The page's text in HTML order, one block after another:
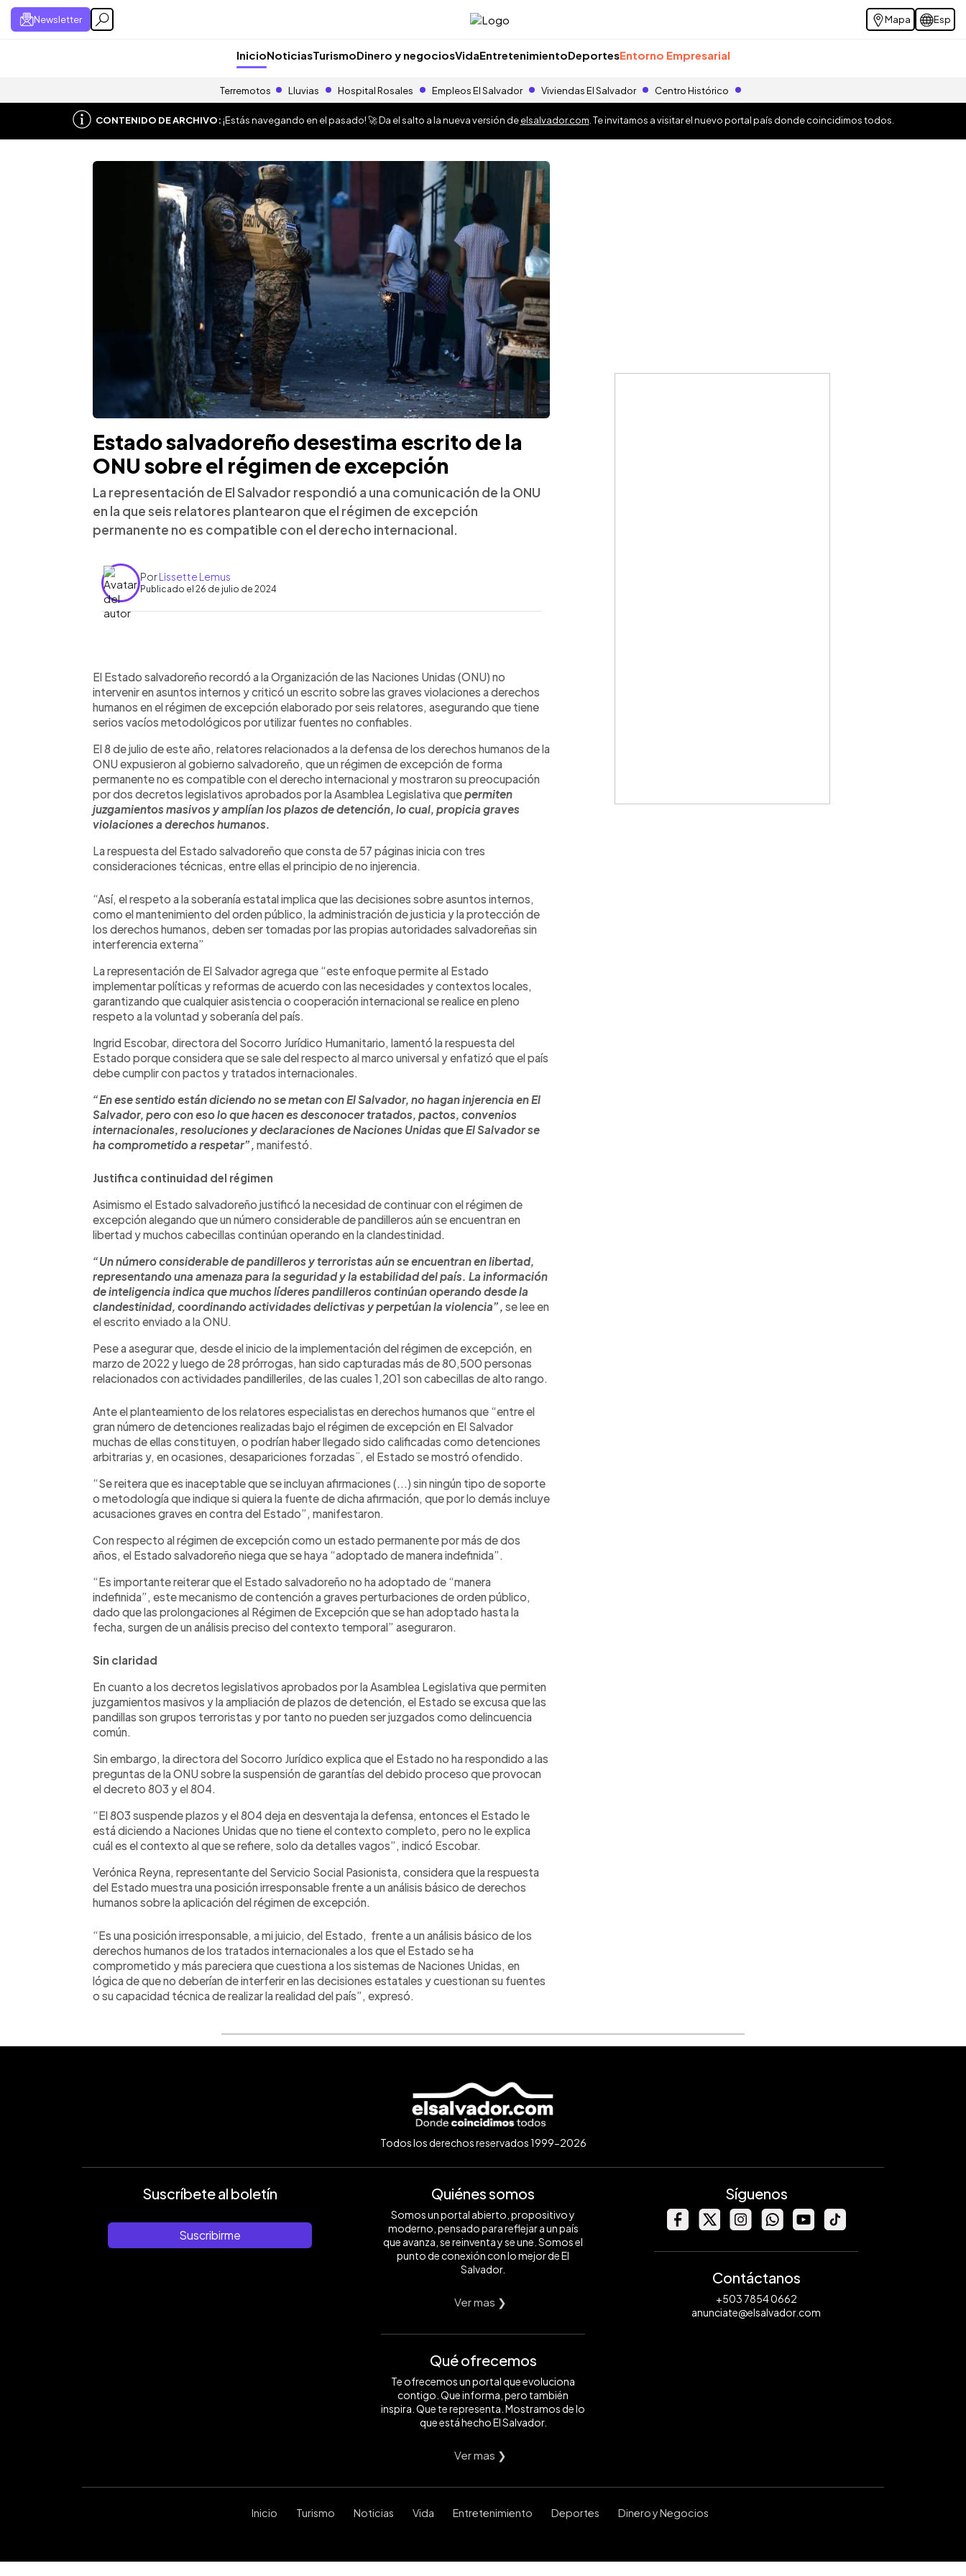
Newsletter Mapa Esp
InicioNoticiasTurismoDinero y negociosVidaEntretenimientoDeportesEntorno Empresarial
Terremotos Lluvias Hospital Rosales Empleos El Salvador Viviendas El Salvador Centro Histórico
CONTENIDO DE ARCHIVO:¡Estás navegando en el pasado! 🚀 Da el salto a la nueva versión deelsalvador.com . Te invitamos a visitar el nuevo portal país donde coincidimos todos.
Estado salvadoreño desestima escrito de la
ONU sobre el régimen de excepción
La representación de El Salvador respondió a una comunicación de la ONU
en la que seis relatores plantearon que el régimen de excepción
permanente no es compatible con el derecho internacional.
PorLissette Lemus
Publicado el 26 de julio de 2024
Escuchar artículo
El Estado salvadoreño recordó a la Organización de las Naciones Unidas (ONU) no
intervenir en asuntos internos y criticó un escrito sobre las graves violaciones a derechos
humanos en el régimen de excepción elaborado por seis relatores, asegurando que tiene
serios vacíos metodológicos por utilizar fuentes no confiables.
El 8 de julio de este año, relatores relacionados a la defensa de los derechos humanos de la
ONU expusieron al gobierno salvadoreño, que un régimen de excepción de forma
permanente no es compatible con el derecho internacional y mostraron su preocupación
por dos decretos legislativos aprobados por la Asamblea Legislativa quepermiten
juzgamientos masivos y amplían los plazos de detención, lo cual, propicia graves
violaciones a derechos humanos.
La respuesta del Estado salvadoreño que consta de 57 páginas inicia con tres
consideraciones técnicas, entre ellas el principio de no injerencia.
“Así, el respeto a la soberanía estatal implica que las decisiones sobre asuntos internos,
como el mantenimiento del orden público, la administración de justicia y la protección de
los derechos humanos, deben ser tomadas por las propias autoridades salvadoreñas sin
interferencia externa”
La representación de El Salvador agrega que “este enfoque permite al Estado
implementar políticas y reformas de acuerdo con las necesidades y contextos locales,
garantizando que cualquier asistencia o cooperación internacional se realice en pleno
respeto a la voluntad y soberanía del país.
Ingrid Escobar, directora del Socorro Jurídico Humanitario, lamentó la respuesta del
Estado porque considera que se sale del respecto al marco universal y enfatizó que el país
debe cumplir con pactos y tratados internacionales.
“En ese sentido están diciendo no se metan con El Salvador, no hagan injerencia en El
Salvador, pero con eso lo que hacen es desconocer tratados, pactos, convenios
internacionales, resoluciones y declaraciones de Naciones Unidas que El Salvador se
ha comprometido a respetar”, manifestó.
Justifica continuidad del régimen
Asimismo el Estado salvadoreño justificó la necesidad de continuar con el régimen de
excepción alegando que un número considerable de pandilleros aún se encuentran en
libertad y muchos cabecillas continúan operando en la clandestinidad.
“Un número considerable de pandilleros y terroristas aún se encuentran en libertad,
representando una amenaza para la seguridad y la estabilidad del país. La información
de inteligencia indica que muchos líderes pandilleros continúan operando desde la
clandestinidad, coordinando actividades delictivas y perpetúan la violencia”, se lee en
el escrito enviado a la ONU.
Pese a asegurar que, desde el inicio de la implementación del régimen de excepción, en
marzo de 2022 y luego de 28 prórrogas, han sido capturadas más de 80,500 personas
relacionados con actividades pandilleriles, de las cuales 1,201 son cabecillas de alto rango.
Ante el planteamiento de los relatores especialistas en derechos humanos que “entre el
gran número de detenciones realizadas bajo el régimen de excepción en El Salvador
muchas de ellas constituyen, o podrían haber llegado sido calificadas como detenciones
arbitrarias y, en ocasiones, desapariciones forzadas¨, el Estado se mostró ofendido.
“Se reitera que es inaceptable que se incluyan afirmaciones (...) sin ningún tipo de soporte
o metodología que indique si quiera la fuente de dicha afirmación, que por lo demás incluye
acusaciones graves en contra del Estado”, manifestaron.
Con respecto al régimen de excepción como un estado permanente por más de dos
años, el Estado salvadoreño niega que se haya “adoptado de manera indefinida”.
“Es importante reiterar que el Estado salvadoreño no ha adoptado de “manera
indefinida”, este mecanismo de contención a graves perturbaciones de orden público,
dado que las prolongaciones al Régimen de Excepción que se han adoptado hasta la
fecha, surgen de un análisis preciso del contexto temporal” aseguraron.
Sin claridad
En cuanto a los decretos legislativos aprobados por la Asamblea Legislativa que permiten
juzgamientos masivos y la ampliación de plazos de detención, el Estado se excusa que las
pandillas son grupos terroristas y por tanto no pueden ser juzgados como delincuencia
común.
Sin embargo, la directora del Socorro Jurídico explica que el Estado no ha respondido a las
preguntas de la ONU sobre la suspensión de garantías del debido proceso que provocan
el decreto 803 y el 804.
“El 803 suspende plazos y el 804 deja en desventaja la defensa, entonces el Estado le
está diciendo a Naciones Unidas que no tiene el contexto completo, pero no le explica
cuál es el contexto al que se refiere, solo da detalles vagos”, indicó Escobar.
Verónica Reyna, representante del Servicio Social Pasionista, considera que la respuesta
del Estado muestra una posición irresponsable frente a un análisis básico de derechos
humanos sobre la aplicación del régimen de excepción.
“Es una posición irresponsable, a mi juicio, del Estado, frente a un análisis básico de los
derechos humanos de los tratados internacionales a los que el Estado se ha
comprometido y más pareciera que cuestiona a los sistemas de Naciones Unidas, en
lógica de que no deberían de interferir en las decisiones estatales y cuestionan su fuentes
o su capacidad técnica de realizar la realidad del país”, expresó.
Todos los derechos reservados 1999-2026
Suscríbete al boletín
Suscribirme
Quiénes somos
Somos un portal abierto, propositivo y
moderno, pensado para reflejar a un país
que avanza, se reinventa y se une. Somos el
punto de conexión con lo mejor de El
Salvador.
Ver mas ❯
Qué ofrecemos
Te ofrecemos un portal que evoluciona
contigo. Que informa, pero también
inspira. Que te representa. Mostramos de lo
que está hecho El Salvador.
Ver mas ❯
Síguenos
Contáctanos
+503 7854 0662
anunciate@elsalvador.com
Inicio Turismo Noticias Vida Entretenimiento Deportes Dinero y Negocios